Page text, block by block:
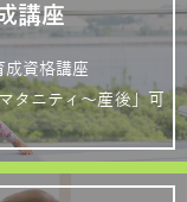
講座
成資格講座
タニティ～産後」可